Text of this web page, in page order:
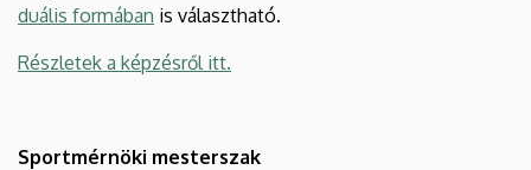
duális formában is választható.
Részletek a képzésről itt.
Sportmérnöki mesterszak